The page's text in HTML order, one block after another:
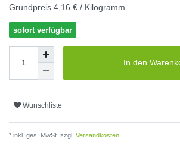
Grundpreis 4,16 € / Kilogramm
sofort verfügbar
In den
Wunschliste
* inkl. ges. MwSt. zzgl. Versandkosten